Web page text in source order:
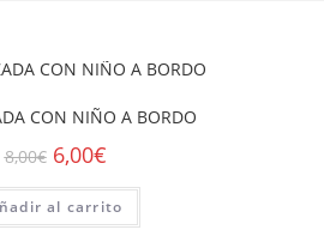
CON NIÑO A BORDO
8,00€ 6,00€
al carrito